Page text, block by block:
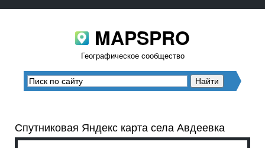
MAPSPRO
Географическое сообщество
Спутниковая Яндекс карта села Авдеевка